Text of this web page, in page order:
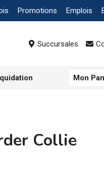
Promotions Emplois
Succursales
Mon
Collie